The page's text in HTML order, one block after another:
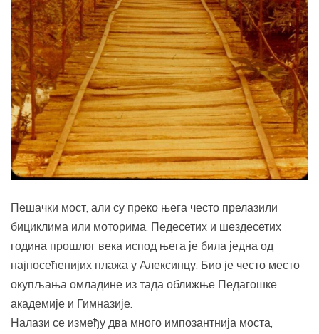
Пешачки мост, али су преко њега често прелазили
бициклима или моторима. Педесетих и шездесетих
година прошлог века испод њега је била једна од
најпосећенијих плажа у Алексинцу. Био је често место
окупљања омладине из тада оближње Педагошке
академије и Гимназије.
Налази се између два много импозантнија моста,